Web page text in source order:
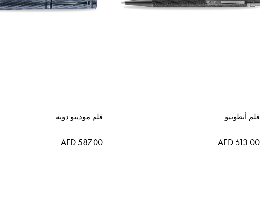
قلم أنطونيو
AED 613.00
قلم مودينو دويه
AED 587.00